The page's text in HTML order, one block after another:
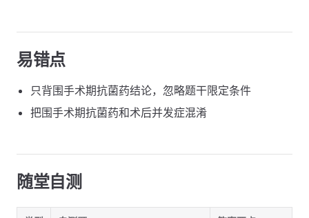
易错点
只背围手术期抗菌药结论，忽略题干限定条件
把围手术期抗菌药和术后并发症混淆
随堂自测